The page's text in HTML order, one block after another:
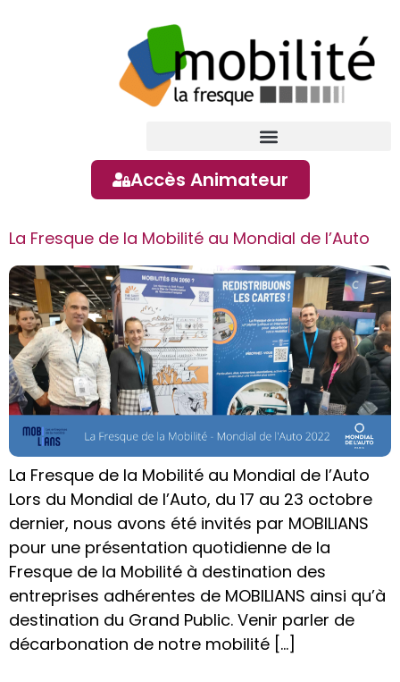
Accès Animateur
La Fresque de la Mobilité au Mondial de l’Auto
La Fresque de la Mobilité au Mondial de l’Auto
Lors du Mondial de l’Auto, du 17 au 23 octobre
dernier, nous avons été invités par MOBILIANS
pour une présentation quotidienne de la
Fresque de la Mobilité à destination des
entreprises adhérentes de MOBILIANS ainsi qu’à
destination du Grand Public. Venir parler de
décarbonation de notre mobilité […]